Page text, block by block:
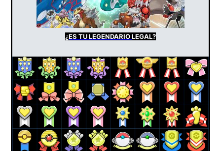
¿ES TU LEGENDARIOLEGAL?